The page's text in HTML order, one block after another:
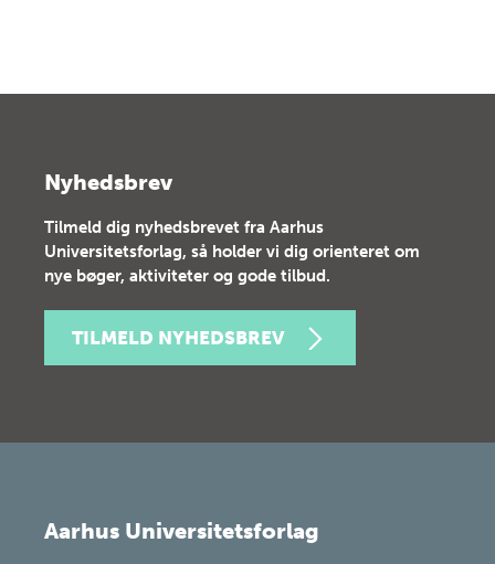
Nyhedsbrev
Tilmeld dig nyhedsbrevet fra Aarhus
Universitetsforlag, så holder vi dig orienteret om
nye bøger, aktiviteter og gode tilbud.
TILMELD NYHEDSBREV
Aarhus Universitetsforlag